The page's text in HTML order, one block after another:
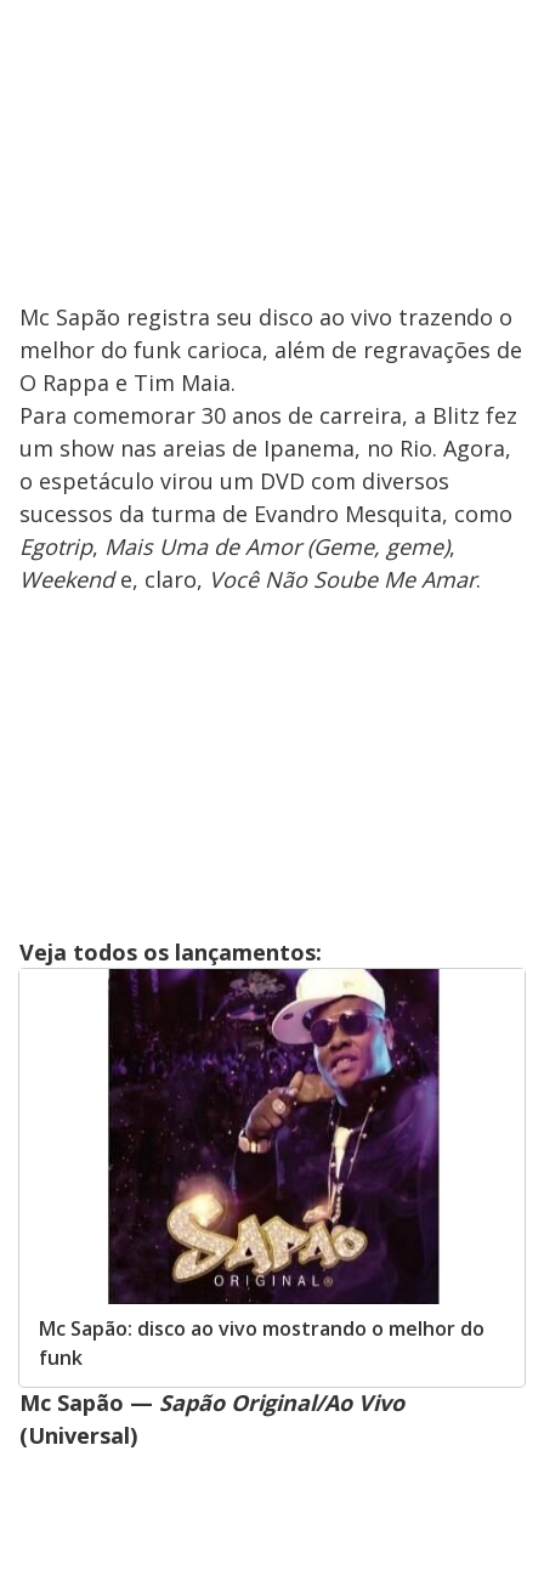
Mc Sapão registra seu disco ao vivo trazendo o
melhor do funk carioca, além de regravações de
O Rappa e Tim Maia.
Para comemorar 30 anos de carreira, a Blitz fez
um show nas areias de Ipanema, no Rio. Agora,
o espetáculo virou um DVD com diversos
sucessos da turma de Evandro Mesquita, como
Egotrip, Mais Uma de Amor (Geme, geme),
Weekende, claro, Você Não Soube Me Amar.
Veja todos os lançamentos:
Mc Sapão: disco ao vivo mostrando o melhor do
funk
Mc Sapão — Sapão Original/Ao Vivo
(Universal)